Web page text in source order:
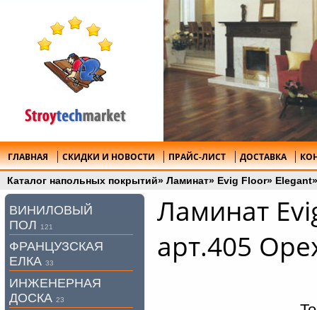
ГЛАВНАЯ СКИДКИ И НОВОСТИ ПРАЙС-ЛИСТ ДОСТАВКА
Каталог напольных покрытий» Ламинат» Evig Floor» Elegant
Ламинат
арт.405
ВИНИЛОВЫЙ
ПОЛ
121
ФРАНЦУЗСКАЯ
ЕЛКА 33
ИНЖЕНЕРНАЯ
ДОСКА 23